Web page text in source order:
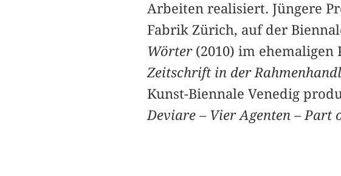
Arbeiten realisiert. Jüngere
Fabrik Zürich, auf der
Wörter(2010) im ehemaligen
Zeitschrift in der
Kunst-Biennale Venedig
Deviare – Vier Agenten – Part